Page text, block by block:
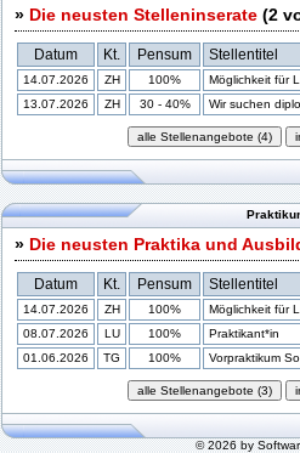
» Die neusten Stelleninserate (2
Datum Kt. Pensum Stellentitel
14.07.2026 ZH 100%
Möglichkeit für
13.07.2026
ZH 30 - 40% Wir suchen
» Die neusten Praktika und
Datum Kt. Pensum Stellentitel
14.07.2026 ZH 100%
Möglichkeit für
08.07.2026
LU 100%
Praktikant*in
01.06.2026
TG 100% Vorpraktikum
© 2026 by